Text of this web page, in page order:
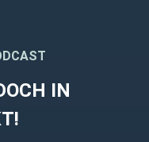
IN